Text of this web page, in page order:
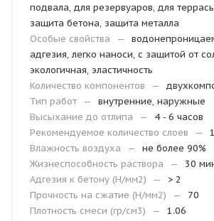
подвала, для резервуаров, для
защита бетона, защита металла
Особые свойства
—
адгезия, легко наноси, с защитой от
экологичная, эластичность
Количество компонентов
—
Тип работ
—
внутренние, наружные
Высыхание до отлипа
—
4 - 6 часов
Рекомендуемое количество слоев
—
Влажность воздуха
—
не более 90%
Жизнеспособность раствора
—
30
Адгезия к бетону (H/мм2)
—
> 2
Прочность на сжатие (H/мм2)
—
70
Плотность смеси (гр/см3)
—
1.06